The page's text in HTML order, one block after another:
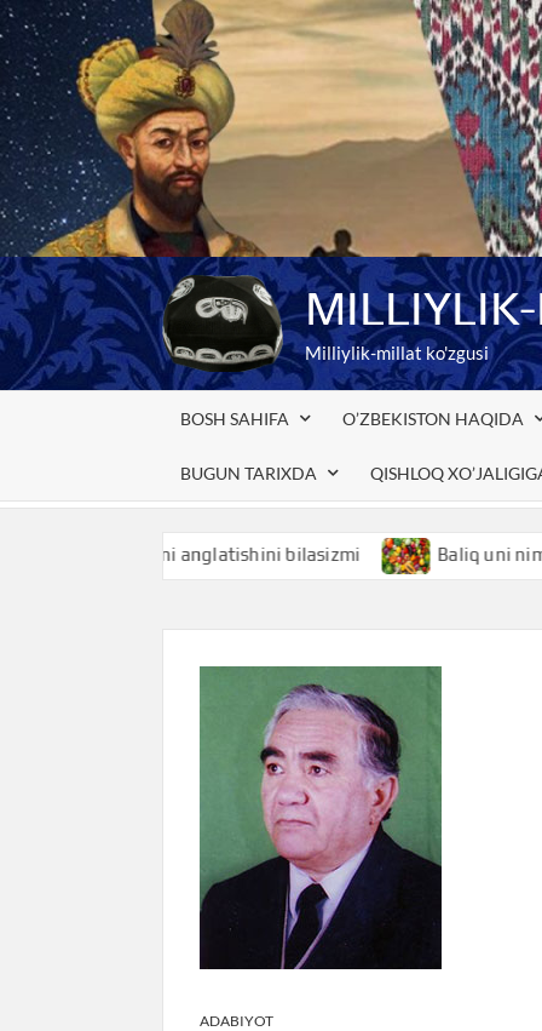
Skip
to
content
Milliylik-millat ko'zgusi
BOSH SAHIFA O’ZBEKISTON HAQIDA
BUGUN TARIXDA QISHLOQ
nimani anglatishini bilasizmi Baliq uni nimani
ADABIYOT